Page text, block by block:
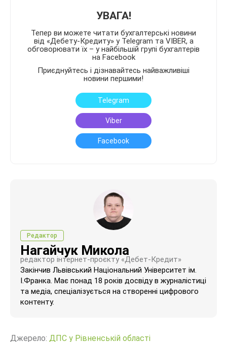
УВАГА!
Тепер ви можете читати бухгалтерські новини
від «Дебету-Кредиту» у Telegram та VIBER, а
обговорювати їх – у найбільшій групі бухгалтерів
на Facebook
Приєднуйтесь і дізнавайтесь найважливіші
новини першими!
Telegram
Viber
Facebook
Редактор
Нагайчук Микола
редактор інтернет-проєкту «Дебет-Кредит»
Закінчив Львівський Національний Університет ім.
І.Франка. Має понад 18 років досвіду в журналістиці
та медіа, спеціалізується на створенні цифрового
контенту.
Джерело: ДПС у Рівненській області